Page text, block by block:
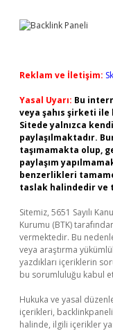
Reklam ve İletişim:
Yasal Uyarı: Bu
veya şahıs şirketi ile
Sitede yalnızca
paylaşılmaktadır.
taşımamakta olup,
paylaşım
benzerlikleri
taslak halindedir ve
Sitemiz, 5651 Sayılı
Kurumu (BTK)
vermektedir. Bu
veya araştırma
yazdıkları içeriklerin
bu sorumluluğu kabul
Hukuka ve yasal
içerikleri,
halinde, ilgili içerikler